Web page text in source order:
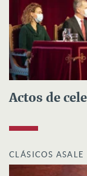
Actos de
CLÁSICOS ASALE